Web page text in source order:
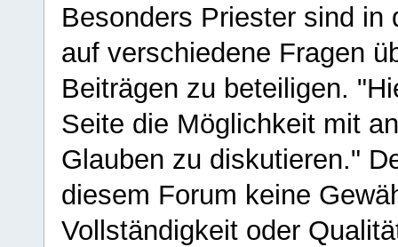
Besonders Priester sind in
auf verschiedene Fragen
Beiträgen zu beteiligen.
Seite die Möglichkeit mit
Glauben zu diskutieren."
diesem Forum keine
Vollständigkeit oder